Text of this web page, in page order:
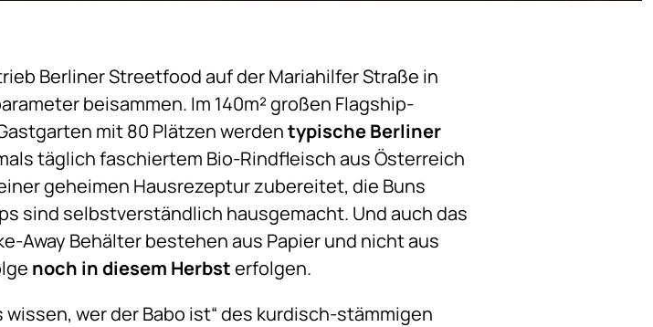
Berliner Streetfood auf der Mariahilfer Straße in
beisammen. Im 140m² großen Flagship-
mit 80 Plätzen werdentypische Berliner
täglich faschiertem Bio-Rindfleisch aus Österreich
geheimen Hausrezeptur zubereitet, die Buns
sind selbstverständlich hausgemacht. Und auch das
Away Behälter bestehen aus Papier und nicht aus
noch in diesem Herbsterfolgen.
wissen, wer der Babo ist“ des kurdisch-stämmigen